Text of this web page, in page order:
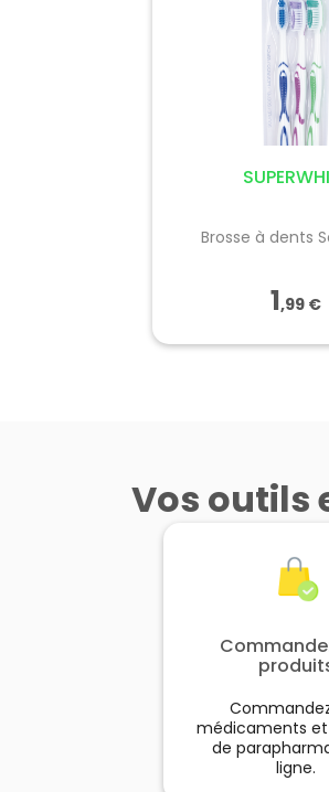
Brosse à dents
1,99 €
3 brosses à
gratte-langue
famille.
Ajouter au
Vos outils
médicaments
de
ligne.